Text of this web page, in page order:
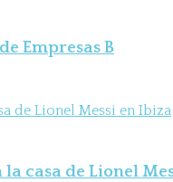
Empresas B
casa de Lionel